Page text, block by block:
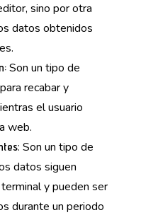
sino por otra
datos obtenidos
Son un tipo de
recabar y
el usuario
web.
: Son un tipo de
datos siguen
y pueden ser
durante un periodo